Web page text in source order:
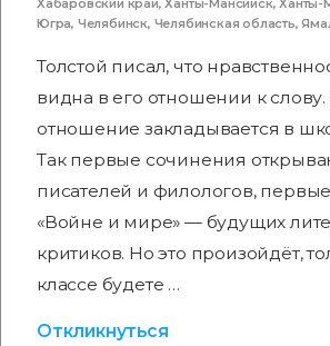
Хабаровский край,Ханты-Мансийск,Ханты-
Югра, Челябинск, Челябинская область,
Толстой писал, что
видна в его отношении к слову.
отношение закладывается в
Так первые сочинения
писателей и филологов,
«Войне и мире» — будущих
критиков. Но это произойдёт,
классе будете …
Откликнуться